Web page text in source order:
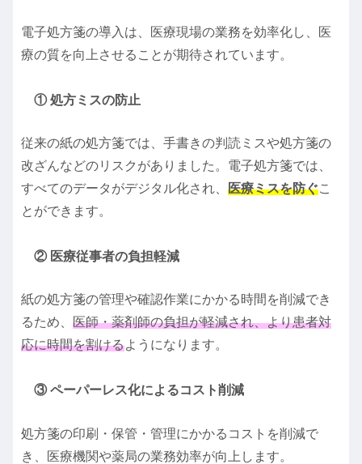
電子処方箋の導入は、医療現場の業務を効率化し、医
療の質を向上させることが期待されています。
① 処方ミスの防止
従来の紙の処方箋では、手書きの判読ミスや処方箋の
改ざんなどのリスクがありました。電子処方箋では、
すべてのデータがデジタル化され、 医療ミスを防ぐこ
とができます。
② 医療従事者の負担軽減
紙の処方箋の管理や確認作業にかかる時間を削減でき
るため、 医師・薬剤師の負担が軽減され、より患者対
応に時間を割けるようになります。
③ ペーパーレス化によるコスト削減
処方箋の印刷・保管・管理にかかるコストを削減で
き、医療機関や薬局の業務効率が向上します。